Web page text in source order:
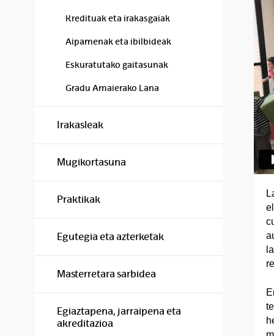
Kredituak eta irakasgaiak
Aipamenak eta ibilbideak
Eskuratutako gaitasunak
Gradu Amaierako Lana
Irakasleak
Mugikortasuna
Praktikak
Egutegia eta azterketak
Masterretara sarbidea
Egiaztapena, jarraipena eta
akreditazioa